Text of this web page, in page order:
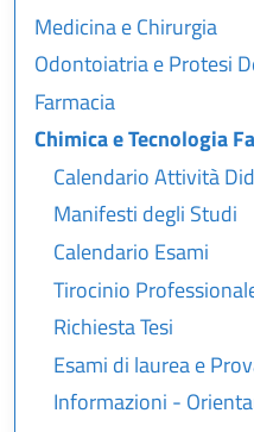
Medicina e Chirurgia
Odontoiatria e Protesi
Farmacia
Chimica e Tecnologia
Calendario Attività
Manifesti degli Studi
Calendario Esami
Tirocinio
Richiesta Tesi
Esami di laurea e
Informazioni -